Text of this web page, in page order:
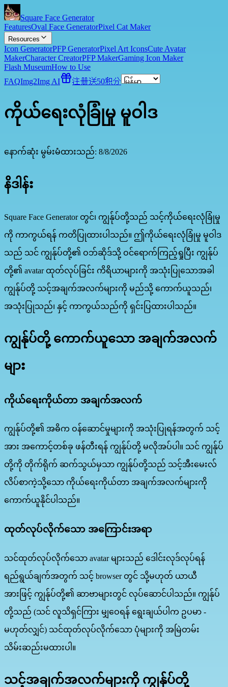
Square Face Generator
FeaturesOval Face GeneratorPixel Cat Maker
Resources
Icon GeneratorPFP GeneratorPixel Art IconsCute Avatar
MakerCharacter CreatorPFP MakerGaming Icon Maker
Flash MuseumHow to Use
FAQImg2Img AI 注册送50积分
ကိုယ်ရေးလုံခြုံမှု မူဝါဒ
နောက်ဆုံး မွမ်းမံထားသည်: 8/8/2026
နိဒါန်း
Square Face Generator တွင်၊ ကျွန်ုပ်တို့သည် သင့်ကိုယ်ရေးလုံခြုံမှု
ကို ကာကွယ်ရန် ကတိပြုထားပါသည်။ ဤကိုယ်ရေးလုံခြုံမှု မူဝါဒ
သည် သင် ကျွန်ုပ်တို့၏ ဝဘ်ဆိုဒ်သို့ ဝင်ရောက်ကြည့်ရှုပြီး ကျွန်ုပ်
တို့၏ avatar ထုတ်လုပ်ခြင်း ကိရိယာများကို အသုံးပြုသောအခါ
ကျွန်ုပ်တို့ သင့်အချက်အလက်များကို မည်သို့ ကောက်ယူသည်၊
အသုံးပြုသည်၊ နှင့် ကာကွယ်သည်ကို ရှင်းပြထားပါသည်။
ကျွန်ုပ်တို့ ကောက်ယူသော အချက်အလက်
များ
ကိုယ်ရေးကိုယ်တာ အချက်အလက်
ကျွန်ုပ်တို့၏ အဓိက ဝန်ဆောင်မှုများကို အသုံးပြုရန်အတွက် သင့်
အား အကောင့်တစ်ခု ဖန်တီးရန် ကျွန်ုပ်တို့ မလိုအပ်ပါ။ သင် ကျွန်ုပ်
တို့ကို တိုက်ရိုက် ဆက်သွယ်မှသာ ကျွန်ုပ်တို့သည် သင့်အီးမေးလ်
လိပ်စာကဲ့သို့သော ကိုယ်ရေးကိုယ်တာ အချက်အလက်များကို
ကောက်ယူနိုင်ပါသည်။
ထုတ်လုပ်လိုက်သော အကြောင်းအရာ
သင်ထုတ်လုပ်လိုက်သော avatar များသည် ဒေါင်းလုဒ်လုပ်ရန်
ရည်ရွယ်ချက်အတွက် သင့် browser တွင် သို့မဟုတ် ယာယီ
အားဖြင့် ကျွန်ုပ်တို့၏ ဆာဗာများတွင် လုပ်ဆောင်ပါသည်။ ကျွန်ုပ်
တို့သည် (သင် လူသိရှင်ကြား မျှဝေရန် ရွေးချယ်ပါက ဥပမာ -
မဟုတ်လျှင်) သင်ထုတ်လုပ်လိုက်သော ပုံများကို အမြဲတမ်း
သိမ်းဆည်းမထားပါ။
သင့်အချက်အလက်များကို ကျွန်ုပ်တို့